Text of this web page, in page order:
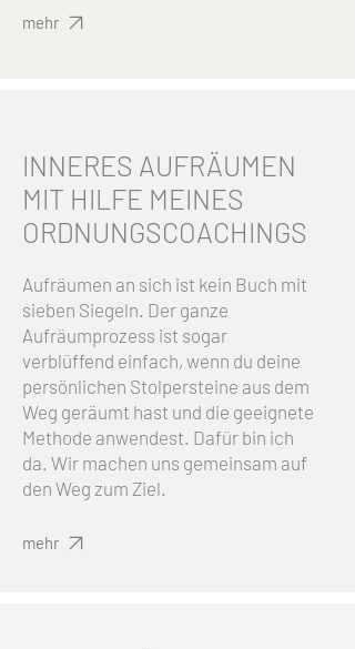
mehr
INNERES AUFRÄUMEN
MIT HILFE MEINES
ORDNUNGSCOACHINGS
Aufräumen an sich ist kein Buch mit
sieben Siegeln. Der ganze
Aufräumprozess ist sogar
verblüffend einfach, wenn du deine
persönlichen Stolpersteine aus dem
Weg geräumt hast und die geeignete
Methode anwendest. Dafür bin ich
da. Wir machen uns gemeinsam auf
den Weg zum Ziel.
mehr